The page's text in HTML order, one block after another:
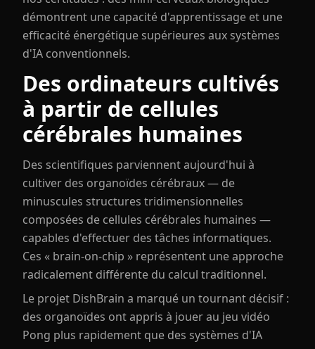
démontrent une capacité d'apprentissage et une
efficacité énergétique supérieures aux systèmes
d'IA conventionnels.
Des ordinateurs cultivés
à partir de cellules
cérébrales humaines
Des scientifiques parviennent aujourd'hui à
cultiver des organoïdes cérébraux — de
minuscules structures tridimensionnelles
composées de cellules cérébrales humaines —
capables d'effectuer des tâches informatiques.
Ces « brain-on-chip » représentent une approche
radicalement différente du calcul traditionnel.
Le projet DishBrain a marqué un tournant décisif :
des organoïdes ont appris à jouer au jeu vidéo
Pong plus rapidement que des systèmes d'IA